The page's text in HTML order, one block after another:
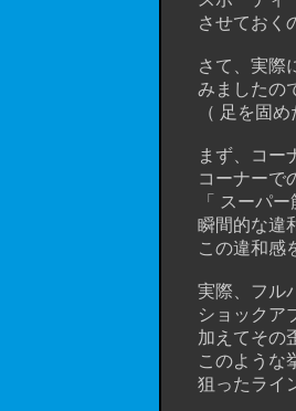
させておくの
さて、実際に
みましたので
（ 足を固めた
まず、コーナ
コーナーでの
「 スーパー筋
瞬間的な違和
この違和感を
実際、フルバ
ショックアブ
加えてその歪
このような挙
狙ったライン